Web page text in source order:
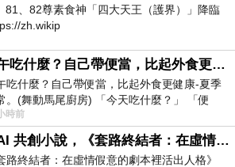
81、82尊素食神「四大天王（護界）」降臨
zh.wikip
中午吃什麼？自己帶便當，比起外食更健康-夏季日常。(舞動馬尾廚房)
吃什麼？自己帶便當，比起外食更健康-夏季
。(舞動馬尾廚房) 「今天吃什麼？」 「便
麵？還是炒飯？」 每天都在選擇
時前
和AI 共創小說，《套路終結者：在虛情假意的劇本裡活出人格》
路終結者：在虛情假意的劇本裡活出人格》